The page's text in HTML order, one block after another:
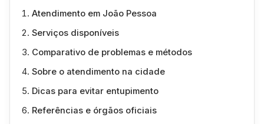
Atendimento em João Pessoa
Serviços disponíveis
Comparativo de problemas e métodos
Sobre o atendimento na cidade
Dicas para evitar entupimento
Referências e órgãos oficiais